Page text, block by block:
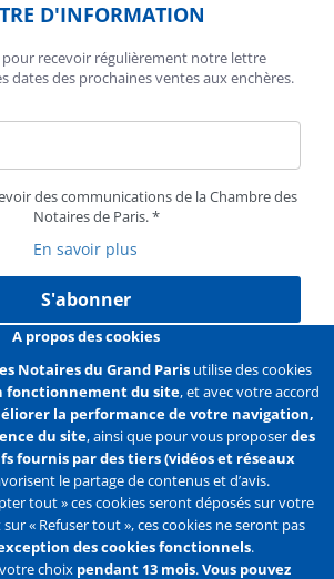
D'INFORMATION
pour recevoir régulièrement notre lettre
dates des prochaines ventes aux enchères.
des communications de la Chambre des
Notaires de Paris.
En savoir plus
S'abonner
Données personnelles
cookies Configurer les cookies
Contact Plan du site
A propos des cookies
Notaires du Grand Parisutilise des cookies
fonctionnement du site, et avec votre accord
la performance de votre navigation,
du site, ainsi que pour vous proposerdes
fournis par des tiers (vidéos et réseaux
le partage de contenus et d’avis.
tout » ces cookies seront déposés sur votre
« Refuser tout », ces cookies ne seront pas
des cookies fonctionnels.
choix pendant 13 mois.Vous pouvez